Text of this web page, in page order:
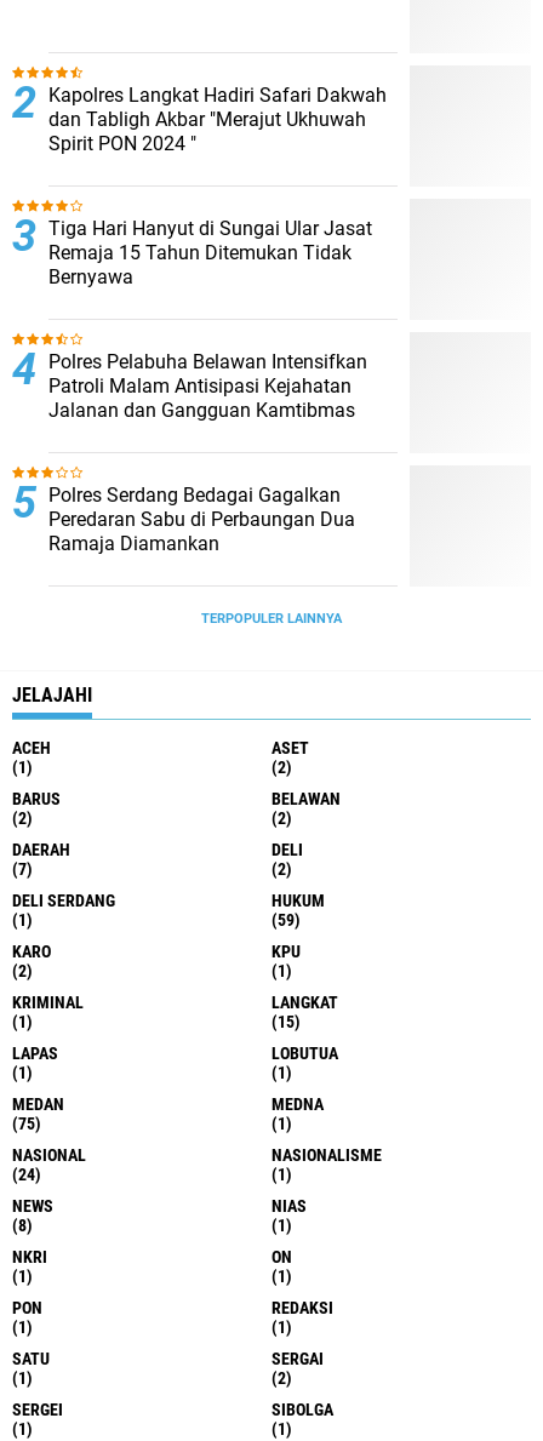
Kapolres Langkat Hadiri Safari Dakwah
dan Tabligh Akbar "Merajut Ukhuwah
Spirit PON 2024 "
Tiga Hari Hanyut di Sungai Ular Jasat
Remaja 15 Tahun Ditemukan Tidak
Bernyawa
Polres Pelabuha Belawan Intensifkan
Patroli Malam Antisipasi Kejahatan
Jalanan dan Gangguan Kamtibmas
Polres Serdang Bedagai Gagalkan
Peredaran Sabu di Perbaungan Dua
Ramaja Diamankan
TERPOPULER LAINNYA
JELAJAHI
ACEH
(1)
ASET
(2)
BARUS
(2)
BELAWAN
(2)
DAERAH
(7)
DELI
(2)
DELI SERDANG
(1)
HUKUM
(59)
KARO
(2)
KPU
(1)
KRIMINAL
(1)
LANGKAT
(15)
LAPAS
(1)
LOBUTUA
(1)
MEDAN
(75)
MEDNA
(1)
NASIONAL
(24)
NASIONALISME
(1)
NEWS
(8)
NIAS
(1)
NKRI
(1)
ON
(1)
PON
(1)
REDAKSI
(1)
SATU
(1)
SERGAI
(2)
SERGEI
(1)
SIBOLGA
(1)